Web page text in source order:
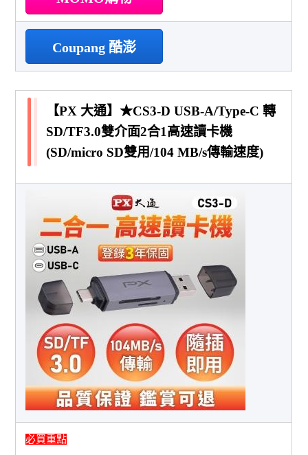
Coupang 酷澎
【PX 大通】★CS3-D USB-A/Type-C 轉
SD/TF3.0雙介面2合1高速讀卡機
(SD/micro SD雙用/104 MB/s傳輸速度)
必買重點